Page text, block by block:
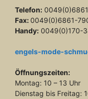
Telefon:
Fax: 0049(0)6861-
Handy: 0049(0)170-
engels-mode-
Öffnungszeiten:
Montag: 10 – 13 Uhr
Dienstag bis Freitag: